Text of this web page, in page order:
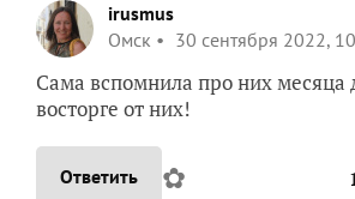
irusmus
Омск
30 сентября 2022,
Сама вспомнила про них месяца
восторге от них!
Ответить ✿